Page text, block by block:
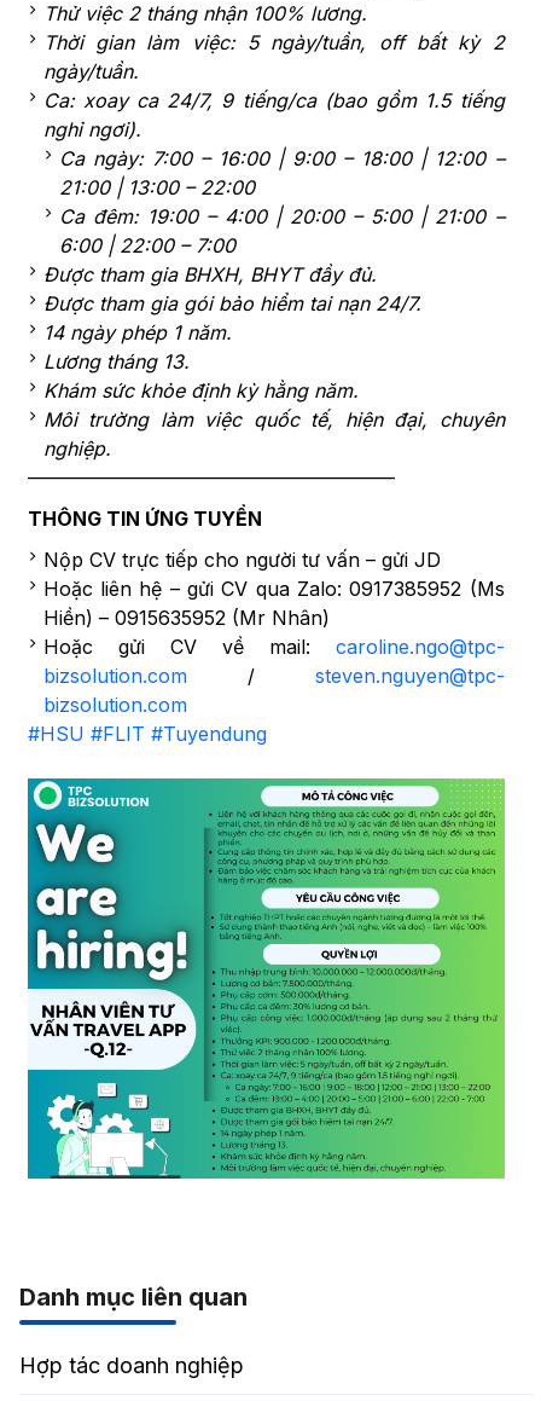
Thử việc 2 tháng nhận 100% lương.
Thời gian làm việc: 5 ngày/tuần, off bất kỳ 2
ngày/tuần.
Ca: xoay ca 24/7, 9 tiếng/ca (bao gồm 1.5 tiếng
nghỉ ngơi).
Ca ngày: 7:00 – 16:00 | 9:00 – 18:00 | 12:00 –
21:00 | 13:00 – 22:00
Ca đêm: 19:00 – 4:00 | 20:00 – 5:00 | 21:00 –
6:00 | 22:00 – 7:00
Được tham gia BHXH, BHYT đầy đủ.
Được tham gia gói bảo hiểm tai nạn 24/7.
14 ngày phép 1 năm.
Lương tháng 13.
Khám sức khỏe định kỳ hằng năm.
Môi trường làm việc quốc tế, hiện đại, chuyên
nghiệp.
———————————————————
THÔNG TIN ỨNG TUYỂN
Nộp CV trực tiếp cho người tư vấn – gửi JD
Hoặc liên hệ – gửi CV qua Zalo: 0917385952 (Ms
Hiền) – 0915635952 (Mr Nhân)
Hoặc gửi CV về mail: caroline.ngo@tpc-
bizsolution.com/ steven.nguyen@tpc-
bizsolution.com
#HSU #FLIT #Tuyendung
Danh mục liên quan
Hợp tác doanh nghiệp